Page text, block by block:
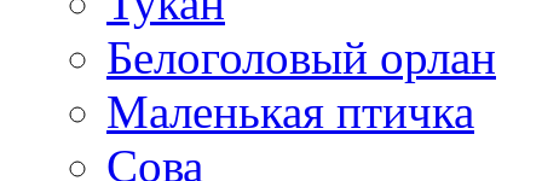
Белоголовый орлан
Маленькая птичка
Сова